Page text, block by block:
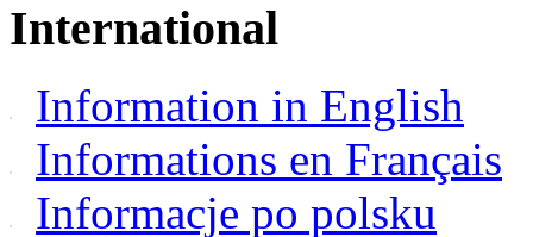
International
Information in English
Informations en Français
Informacje po polsku